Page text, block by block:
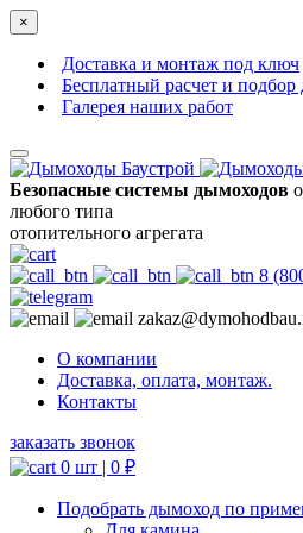
×
Доставка и монтаж под ключ
Бесплатный расчет и подбор
Галерея наших работ
Безопасные системы дымоходов
любого типа
отопительного агрегата
8
О компании
Доставка, оплата, монтаж.
Контакты
заказать звонок
0 шт | 0 ₽
Подобрать дымоход по